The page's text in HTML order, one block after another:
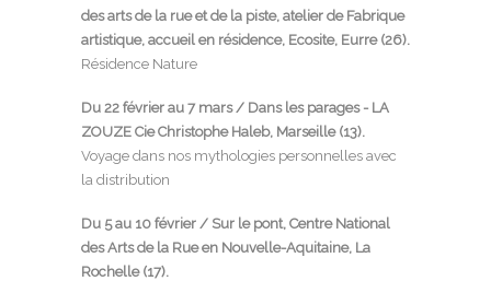
des arts de la rue et de la piste, atelier de Fabrique
artistique, accueil en résidence, Ecosite, Eurre (26).
Résidence Nature
Du 22 février au 7 mars / Dans les parages - LA
ZOUZE Cie Christophe Haleb, Marseille (13).
Voyage dans nos mythologies personnelles avec
la distribution
Du 5 au 10 février / Sur le pont, Centre National
des Arts de la Rue en Nouvelle-Aquitaine, La
Rochelle (17).